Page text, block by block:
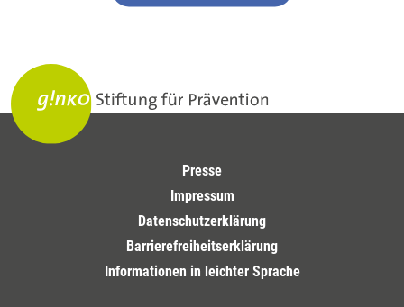
Presse
Impressum
Datenschutzerklärung
Barrierefreiheitserklärung
Informationen in leichter Sprache